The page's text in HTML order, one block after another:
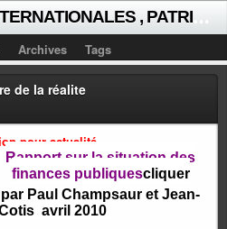
Archives Tags
de la réalite
pour actualité
Rapport sur la situation des
finances publiquescliquer
par Paul Champsaur et Jean-
avril 2010